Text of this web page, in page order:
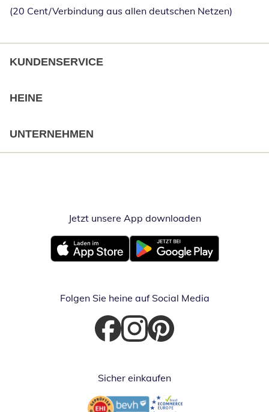
(20 Cent/Verbindung aus allen deutschen Netzen)
KUNDENSERVICE
HEINE
UNTERNEHMEN
Jetzt unsere App downloadenÖffnet in
Öffnet in neuem FensterÖffnet in neuem Fenster
Folgen Sie heine auf Social Media
Öffnet in neuem Fenster
Öffnet in neuem Fenster
Öffnet in neuem Fenster
Sicher einkaufen